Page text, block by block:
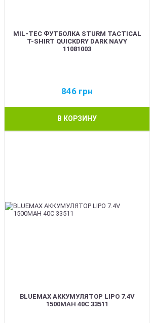
MIL-TEC ФУТБОЛКА STURM TACTICAL
T-SHIRT QUICKDRY DARK NAVY
11081003
846 грн
В КОРЗИНУ
BLUEMAX АККУМУЛЯТОР LIPO 7.4V
1500MAH 40C 33511